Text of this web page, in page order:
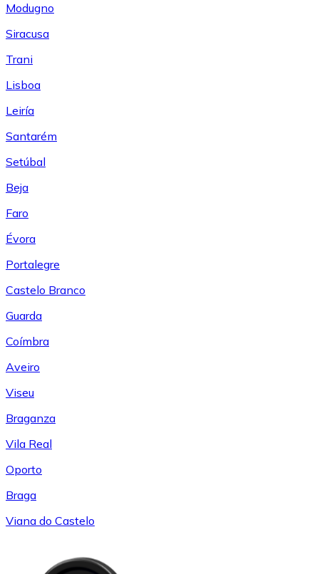
Modugno
Siracusa
Trani
Lisboa
Leiría
Santarém
Setúbal
Beja
Faro
Évora
Portalegre
Castelo Branco
Guarda
Coímbra
Aveiro
Viseu
Braganza
Vila Real
Oporto
Braga
Viana do Castelo